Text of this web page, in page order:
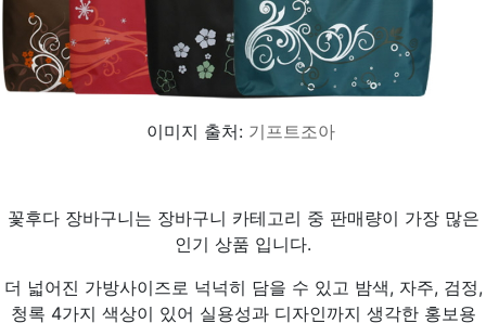
이미지 출처: 기프트조아
꽃후다 장바구니는 장바구니 카테고리 중 판매량이 가장 많은
인기 상품 입니다.
더 넓어진 가방사이즈로 넉넉히 담을 수 있고 밤색, 자주, 검정,
청록 4가지 색상이 있어 실용성과 디자인까지 생각한 홍보용